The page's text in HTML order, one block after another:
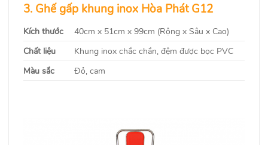
3. Ghế gấp khung inox Hòa Phát G12
Kích thước
40cm x 51cm x 99cm (Rộng x Sâu x Cao)
Chất liệu
Khung inox chắc chắn, đệm được bọc PVC
Màu sắc
Đỏ, cam